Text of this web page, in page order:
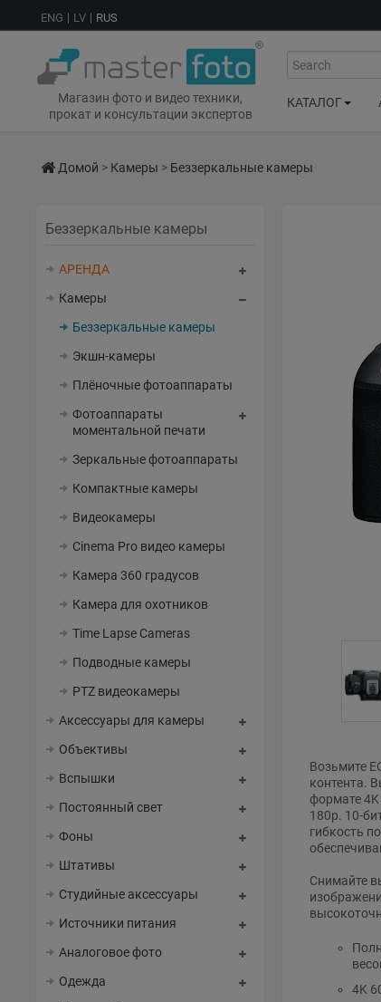
ENG LV RUS
Магазин фото и видео техники,
прокат и консультации экспертов
Search
КАТАЛОГ
Домой > Камеры > Беззеркальные камеры
Беззеркальные камеры
АРЕНДА
Камеры
Беззеркальные камеры
Экшн-камеры
Плёночные фотоаппараты
Фотоаппараты
моментальной печати
Зеркальные фотоаппараты
Компактные камеры
Видеокамеры
Cinema Pro видео камеры
Камера 360 градусов
Камера для охотников
Time Lapse Cameras
Подводные камеры
PTZ видеокамеры
Аксессуары для камеры
Объективы
Вспышки
Постоянный свет
Фоны
Штативы
Студийные аксессуары
Источники питания
Аналоговое фото
Одежда
Возьмите
контента.
формате
180p. 10-
гибкость
Снимайте
4K